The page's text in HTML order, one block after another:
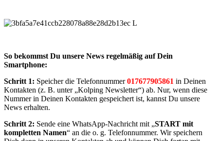
So bekommst Du unsere News regelmäßig auf Dein
Smartphone:
Schritt 1: Speicher die Telefonnummer017677905861 in Deinen
Kontakten (z. B. unter „Kolping Newsletter“) ab. Nur, wenn diese
Nummer in Deinen Kontakten gespeichert ist, kannst Du unsere
News erhalten.
Schritt 2: Sende eine WhatsApp-Nachricht mit „START mit
kompletten Namen“ an die o. g. Telefonnummer. Wir speichern